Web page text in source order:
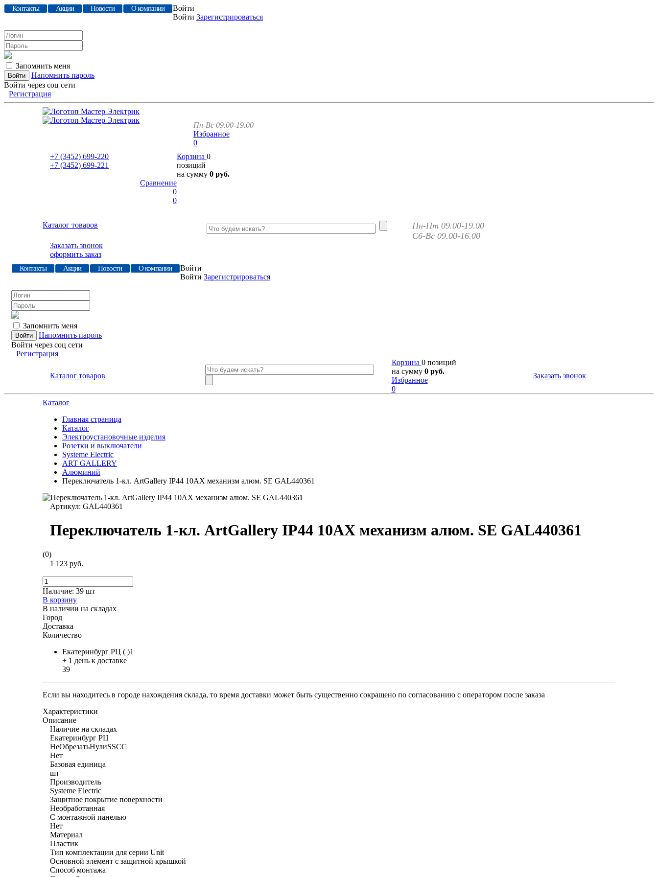
Контакты Акции Новости О компании
Войти
Войти Зарегистрироваться
Запомнить меня
Напомнить пароль
Войти через соц сети
Регистрация
Пн-Вс 09.00-19.00
Избранное
0
+7 (3452) 699-220
+7 (3452) 699-221
Корзина 0
позиций
на сумму 0 руб.
Сравнение
0
0
Каталог товаров
Пн-Пт 09.00-19.00
Сб-Вс 09.00-16.00
Заказать звонок
оформить заказ
Контакты Акции Новости О компании
Войти
Войти Зарегистрироваться
Запомнить меня
Напомнить пароль
Войти через соц сети
Регистрация
Каталог товаров
Корзина 0 позиций
на сумму 0 руб.
Избранное
0
Заказать звонок
Каталог
Главная страница
Каталог
Электроустановочные изделия
Розетки и выключатели
Systeme Electric
ART GALLERY
Алюминий
Переключатель 1-кл. ArtGallery IP44 10AX механизм алюм. SE GAL440361
Артикул: GAL440361
Переключатель 1-кл. ArtGallery IP44 10AX механизм алюм. SE GAL440361
(0)
1 123 руб.
Наличие: 39 шт
В корзину
В наличии на складах
Город
Доставка
Количество
Екатеринбург РЦ ( )1
+ 1 день к доставке
39
Если вы находитесь в городе нахождения склада, то время доставки может быть существенно сокращено по согласованию с оператором после заказа
Характеристики
Описание
Наличие на складах
Екатеринбург РЦ
НеОбрезатьНулиSSCC
Нет
Базовая единица
шт
Производитель
Systeme Electric
Защитное покрытие поверхности
Необработанная
С монтажной панелью
Нет
Материал
Пластик
Тип комплектации для серии Unit
Основной элемент с защитной крышкой
Способ монтажа